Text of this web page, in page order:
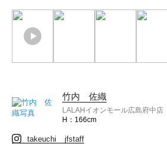
竹内 佐織
LALAHイオンモール広島府中店
166cm
takeuchi__jfstaff